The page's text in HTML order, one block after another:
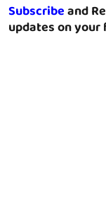
Subscribeand
updates on